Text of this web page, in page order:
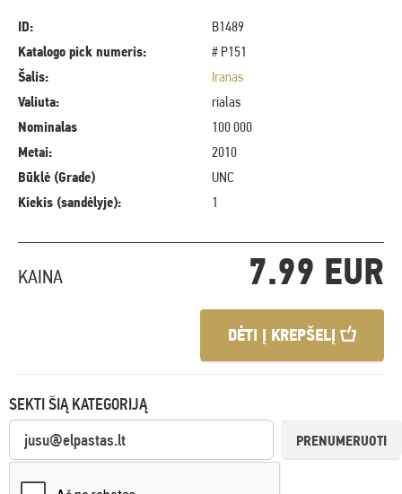
ID:
B1489
Katalogo pick numeris:
# P151
Šalis:
Iranas
Valiuta:
rialas
Nominalas
100 000
Metai:
2010
Būklė (Grade)
UNC
Kiekis (sandėlyje):
1
KAINA 7.99 EUR
DĖTI Į KREPŠELĮ
SEKTI ŠIĄ KATEGORIJĄ
PRENUMERUOTI